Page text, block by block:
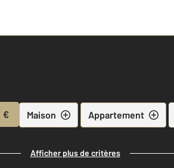
€ Maison Appartement
Afficher plus de critères